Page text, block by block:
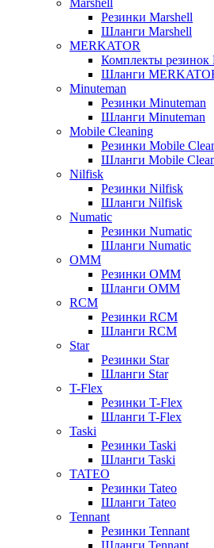
Резинки Marshell
Шланги Marshell
MERKATOR
Комплекты
Шланги
Minuteman
Резинки Minuteman
Шланги Minuteman
Mobile Cleaning
Резинки Mobile
Шланги Mobile
Nilfisk
Резинки Nilfisk
Шланги Nilfisk
Numatic
Резинки Numatic
Шланги Numatic
OMM
Резинки OMM
Шланги OMM
RCM
Резинки RCM
Шланги RCM
Star
Резинки Star
Шланги Star
T-Flex
Резинки T-Flex
Шланги T-Flex
Taski
Резинки Taski
Шланги Taski
TATEO
Резинки Tateo
Шланги Tateo
Tennant
Резинки Tennant
Шланги Tennant